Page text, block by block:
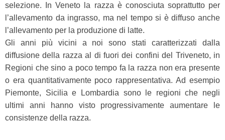
selezione. In Veneto la razza è conosciuta soprattutto per
l’allevamento da ingrasso, ma nel tempo si è diffuso anche
l’allevamento per la produzione di latte.
Gli anni più vicini a noi sono stati caratterizzati dalla
diffusione della razza al di fuori dei confini del Triveneto, in
Regioni che sino a poco tempo fa la razza non era presente
o era quantitativamente poco rappresentativa. Ad esempio
Piemonte, Sicilia e Lombardia sono le regioni che negli
ultimi anni hanno visto progressivamente aumentare le
consistenze della razza.